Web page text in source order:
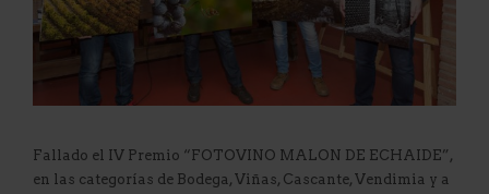
Fallado el IV Premio “FOTOVINO MALON DE ECHAIDE”,
en las categorías de Bodega, Viñas, Cascante, Vendimia y a